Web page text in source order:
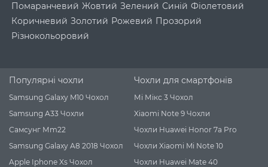
Помаранчевий Жовтий Зелений Синій Фіолетовий
Коричневий Золотий Рожевий Прозорий
Різнокольоровий
Популярні чохли
Samsung Galaxy M10 Чохол
Samsung A33 Чохли
Самсунг Мm22
Samsung Galaxy A8 2018 Чохол
Apple Iphone Xs Чохол
Чохли для смартфонів
Мі Мікс 3 Чохол
Xiaomi Note 9 Чохли
Чохли Huawei Honor 7a Pro
Чохли Xiaomi Mi Note 10
Чохли Huawei Mate 40